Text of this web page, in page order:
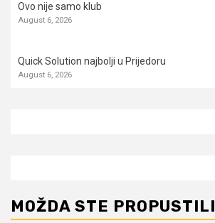
Ovo nije samo klub
August 6, 2026
Quick Solution najbolji u Prijedoru
August 6, 2026
MOŽDA STE PROPUSTILI